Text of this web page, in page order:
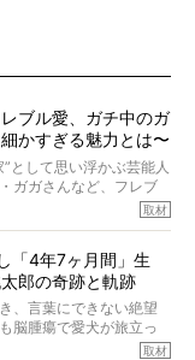
ブル愛、ガチ中のガ
かすぎる魅力とは〜
として思い浮かぶ芸能人
ガガさんなど、フレブ
。が、ロッチ中岡さん
さんのフレブルアカウ
FRENCH BULLDOG
その中の一頭。
を語っていただきまし
た以上！ ガチ中のガチ
取材
「4年7ヶ月間」生
郎の奇跡と軌跡
、言葉にできない絶望
脳腫瘍で愛犬が旅立っ
介で困難な病気かを理取材